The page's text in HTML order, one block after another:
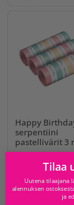
Happy
serpentiini
pastellivärit 3
Osta nyt
Tilaa
Uutena tilaajana
alennuksen
ja